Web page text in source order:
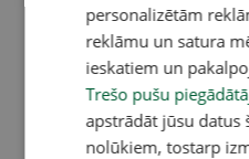
personalizētām
reklāmu un satura
ieskatiem un
Trešo pušu
apstrādāt jūsu datus
nolūkiem, tostarp